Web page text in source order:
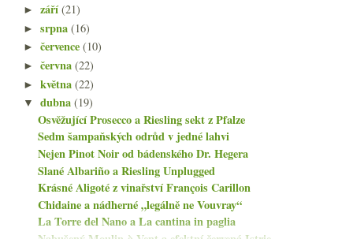
►září(21)
►srpna(16)
►července(10)
►června(22)
►května(22)
▼dubna(19)
Osvěžující Prosecco a Riesling sekt z Pfalze
Sedm šampaňských odrůd v jedné lahvi
Nejen Pinot Noir od bádenského Dr. Hegera
Slané Albariño a Riesling Unplugged
Krásné Aligoté z vinařství François Carillon
Chidaine a nádherné „legálně ne Vouvray“
La Torre del Nano a La cantina in paglia